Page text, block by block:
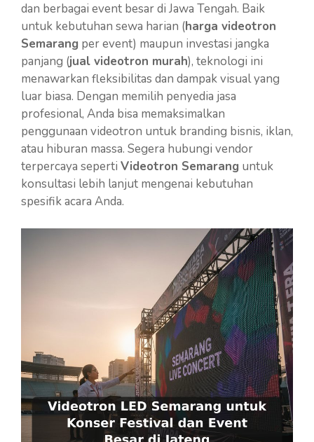
dan berbagai event besar di Jawa Tengah. Baik
untuk kebutuhan sewa harian (harga videotron
Semarang per event) maupun investasi jangka
panjang (jual videotron murah), teknologi ini
menawarkan fleksibilitas dan dampak visual yang
luar biasa. Dengan memilih penyedia jasa
profesional, Anda bisa memaksimalkan
penggunaan videotron untuk branding bisnis, iklan,
atau hiburan massa. Segera hubungi vendor
terpercaya seperti Videotron Semarang untuk
konsultasi lebih lanjut mengenai kebutuhan
spesifik acara Anda.